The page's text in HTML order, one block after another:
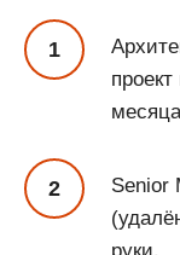
Senior